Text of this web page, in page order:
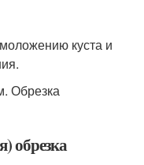
куста и
обрезка